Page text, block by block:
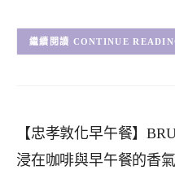
CONTINUE
【忠孝敦化早午餐】
浸在咖啡與早午餐的香